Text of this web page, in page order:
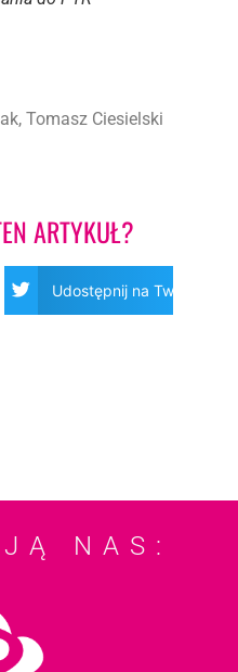
Tomasz Ciesielski
ARTYKUŁ?
Udostępnij na Twitter
NAS: